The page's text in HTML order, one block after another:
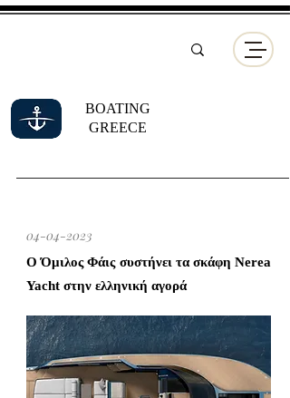
BOATING
GREECE
04-04-2023
Ο Όμιλος Φάις συστήνει τα σκάφη Nerea
Yacht στην ελληνική αγορά